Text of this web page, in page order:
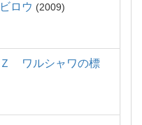
ロウ 2009
ワルシャワの標